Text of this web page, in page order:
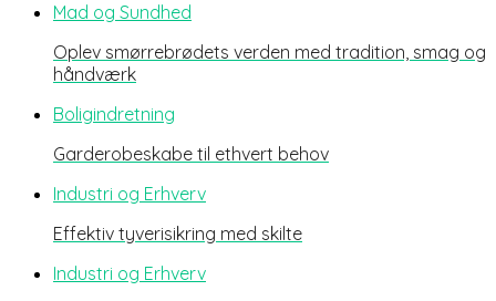
Mad og Sundhed
Oplev smørrebrødets verden med tradition, smag og
håndværk
Boligindretning
Garderobeskabe til ethvert behov
Industri og Erhverv
Effektiv tyverisikring med skilte
Industri og Erhverv